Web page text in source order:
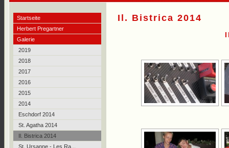
Startseite
Herbert Pregartner
Galerie
2019
2018
2017
2016
2015
2014
Eschdorf 2014
St. Agatha 2014
Il. Bistrica 2014
St. Ursanne - Les Ra...
Il. Bistrica 2014